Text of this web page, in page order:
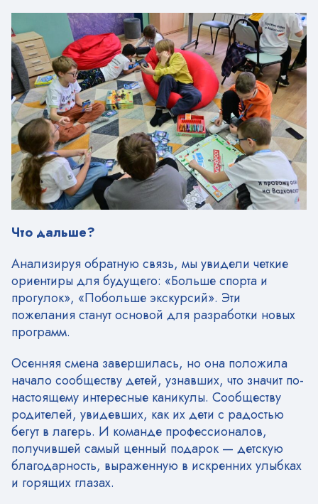
Что дальше?
Анализируя обратную связь, мы увидели четкие
ориентиры для будущего: «Больше спорта и
прогулок», «Побольше экскурсий». Эти
пожелания станут основой для разработки новых
программ.
Осенняя смена завершилась, но она положила
начало сообществу детей, узнавших, что значит по-
настоящему интересные каникулы. Сообществу
родителей, увидевших, как их дети с радостью
бегут в лагерь. И команде профессионалов,
получившей самый ценный подарок — детскую
благодарность, выраженную в искренних улыбках
и горящих глазах.